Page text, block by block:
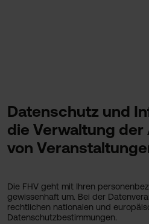
Datenschutz und
die Verwaltung
von
Die FHV geht mit Ihren
gewissenhaft um. Bei der
rechtlichen nationalen und
Datenschutzbestimmungen.